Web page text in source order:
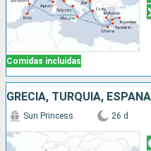
Comidas incluidas
Sun Princess 26 d